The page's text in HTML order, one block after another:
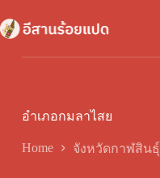
to
content
อำเภอกมลาไสย
Home จังหวัดกาฬสินธุ์